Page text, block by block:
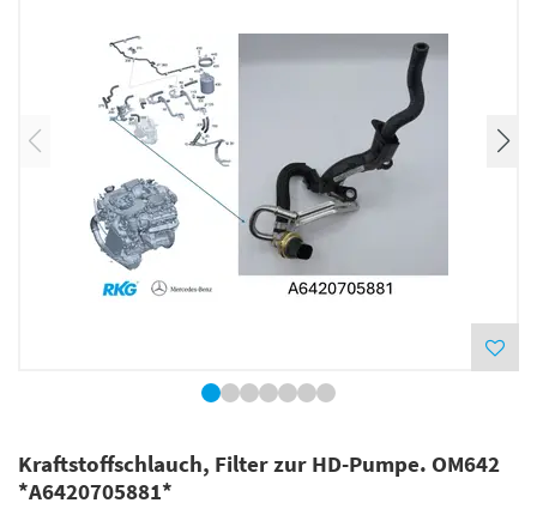
Kraftstoffschlauch, Filter zur HD-Pumpe. OM642
*A6420705881*